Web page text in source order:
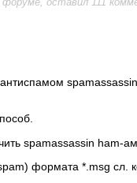
spamassassin ham-
формата *.msg сл.